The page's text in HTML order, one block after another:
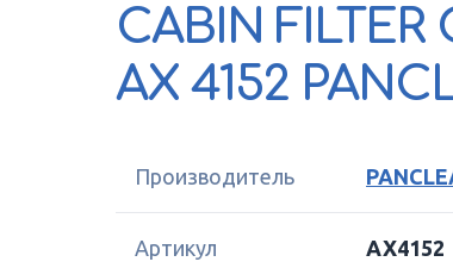
CABIN FILTER
AX 4152
Производитель
Артикул AX4152